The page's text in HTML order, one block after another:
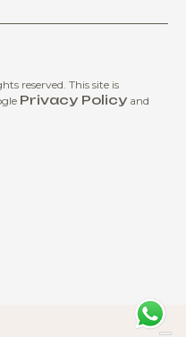
reserved. This site is
Privacy Policy and